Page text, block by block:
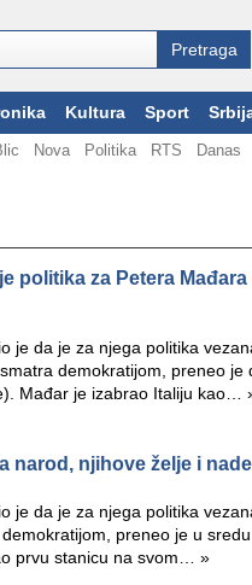
Kultura Sport
Nova Politika RTS Danas
politika za Petera Mađara
je da je za njega politika
demokratijom, preneo je
Mađar je izabrao Italiju kao…
narod, njihove želje i nade
je da je za njega politika
preneo je u
prvu stanicu na svom… »